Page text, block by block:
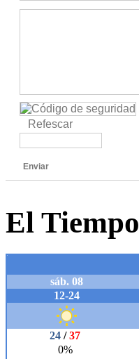
Refescar
Enviar
El Tiempo